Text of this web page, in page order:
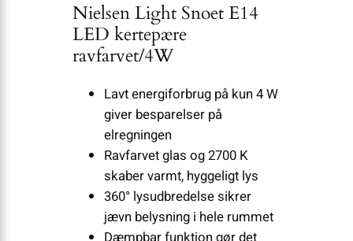
Nielsen Light Snoet E14
LED kertepære
ravfarvet/4W
Lavt energiforbrug på kun 4 W
giver besparelser på
elregningen
Ravfarvet glas og 2700 K
skaber varmt, hyggeligt lys
360° lysudbredelse sikrer
jævn belysning i hele rummet